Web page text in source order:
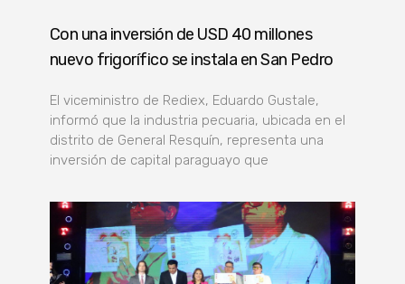
Con una inversión de USD 40 millones
nuevo frigorífico se instala en San Pedro
El viceministro de Rediex, Eduardo Gustale,
informó que la industria pecuaria, ubicada en el
distrito de General Resquín, representa una
inversión de capital paraguayo que